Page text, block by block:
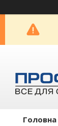
Головна